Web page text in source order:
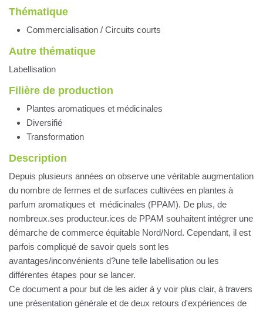
Thématique
Commercialisation / Circuits courts
Autre thématique
Labellisation
Filière de production
Plantes aromatiques et médicinales
Diversifié
Transformation
Description
Depuis plusieurs années on observe une véritable augmentation
du nombre de fermes et de surfaces cultivées en plantes à
parfum aromatiques et médicinales (PPAM). De plus, de
nombreux.ses producteur.ices de PPAM souhaitent intégrer une
démarche de commerce équitable Nord/Nord. Cependant, il est
parfois compliqué de savoir quels sont les
avantages/inconvénients d?une telle labellisation ou les
différentes étapes pour se lancer.
Ce document a pour but de les aider à y voir plus clair, à travers
une présentation générale et de deux retours d'expériences de